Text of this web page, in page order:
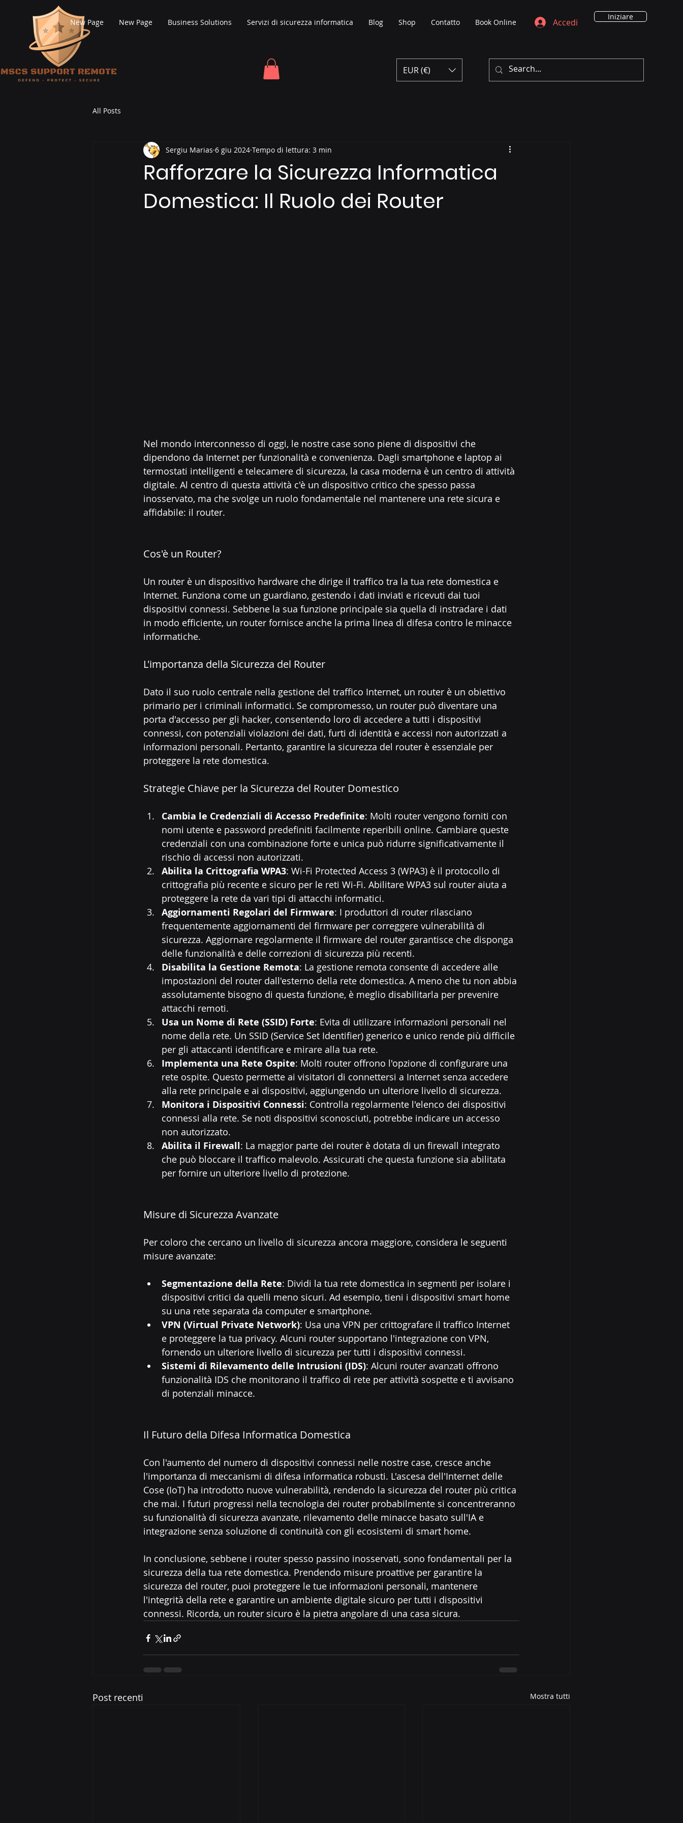
New Page New Page Business Solutions Servizi di sicurezza informatica Blog Shop Contatto Book Online Accedi
Iniziare
EUR (€)
All Posts
Rafforzare la Sicurezza Informatica
Domestica: Il Ruolo dei Router
Sergiu Marias 6 giu 2024 Tempo di lettura: 3 min
Nel mondo interconnesso di oggi, le nostre case sono piene di dispositivi che
dipendono da Internet per funzionalità e convenienza. Dagli smartphone e laptop ai
termostati intelligenti e telecamere di sicurezza, la casa moderna è un centro di attività
digitale. Al centro di questa attività c'è un dispositivo critico che spesso passa
inosservato, ma che svolge un ruolo fondamentale nel mantenere una rete sicura e
affidabile: il router.
Cos'è un Router?
Un router è un dispositivo hardware che dirige il traffico tra la tua rete domestica e
Internet. Funziona come un guardiano, gestendo i dati inviati e ricevuti dai tuoi
dispositivi connessi. Sebbene la sua funzione principale sia quella di instradare i dati
in modo efficiente, un router fornisce anche la prima linea di difesa contro le minacce
informatiche.
L'importanza della Sicurezza del Router
Dato il suo ruolo centrale nella gestione del traffico Internet, un router è un obiettivo
primario per i criminali informatici. Se compromesso, un router può diventare una
porta d'accesso per gli hacker, consentendo loro di accedere a tutti i dispositivi
connessi, con potenziali violazioni dei dati, furti di identità e accessi non autorizzati a
informazioni personali. Pertanto, garantire la sicurezza del router è essenziale per
proteggere la rete domestica.
Strategie Chiave per la Sicurezza del Router Domestico
Cambia le Credenziali di Accesso Predefinite: Molti router vengono forniti con
nomi utente e password predefiniti facilmente reperibili online. Cambiare queste
credenziali con una combinazione forte e unica può ridurre significativamente il
rischio di accessi non autorizzati.
Abilita la Crittografia WPA3: Wi-Fi Protected Access 3 (WPA3) è il protocollo di
crittografia più recente e sicuro per le reti Wi-Fi. Abilitare WPA3 sul router aiuta a
proteggere la rete da vari tipi di attacchi informatici.
Aggiornamenti Regolari del Firmware: I produttori di router rilasciano
frequentemente aggiornamenti del firmware per correggere vulnerabilità di
sicurezza. Aggiornare regolarmente il firmware del router garantisce che disponga
delle funzionalità e delle correzioni di sicurezza più recenti.
Disabilita la Gestione Remota: La gestione remota consente di accedere alle
impostazioni del router dall'esterno della rete domestica. A meno che tu non abbia
assolutamente bisogno di questa funzione, è meglio disabilitarla per prevenire
attacchi remoti.
Usa un Nome di Rete (SSID) Forte: Evita di utilizzare informazioni personali nel
nome della rete. Un SSID (Service Set Identifier) generico e unico rende più difficile
per gli attaccanti identificare e mirare alla tua rete.
Implementa una Rete Ospite: Molti router offrono l'opzione di configurare una
rete ospite. Questo permette ai visitatori di connettersi a Internet senza accedere
alla rete principale e ai dispositivi, aggiungendo un ulteriore livello di sicurezza.
Monitora i Dispositivi Connessi: Controlla regolarmente l'elenco dei dispositivi
connessi alla rete. Se noti dispositivi sconosciuti, potrebbe indicare un accesso
non autorizzato.
Abilita il Firewall: La maggior parte dei router è dotata di un firewall integrato
che può bloccare il traffico malevolo. Assicurati che questa funzione sia abilitata
per fornire un ulteriore livello di protezione.
Misure di Sicurezza Avanzate
Per coloro che cercano un livello di sicurezza ancora maggiore, considera le seguenti
misure avanzate:
Segmentazione della Rete: Dividi la tua rete domestica in segmenti per isolare i
dispositivi critici da quelli meno sicuri. Ad esempio, tieni i dispositivi smart home
su una rete separata da computer e smartphone.
VPN (Virtual Private Network): Usa una VPN per crittografare il traffico Internet
e proteggere la tua privacy. Alcuni router supportano l'integrazione con VPN,
fornendo un ulteriore livello di sicurezza per tutti i dispositivi connessi.
Sistemi di Rilevamento delle Intrusioni (IDS): Alcuni router avanzati offrono
funzionalità IDS che monitorano il traffico di rete per attività sospette e ti avvisano
di potenziali minacce.
Il Futuro della Difesa Informatica Domestica
Con l'aumento del numero di dispositivi connessi nelle nostre case, cresce anche
l'importanza di meccanismi di difesa informatica robusti. L'ascesa dell'Internet delle
Cose (IoT) ha introdotto nuove vulnerabilità, rendendo la sicurezza del router più critica
che mai. I futuri progressi nella tecnologia dei router probabilmente si concentreranno
su funzionalità di sicurezza avanzate, rilevamento delle minacce basato sull'IA e
integrazione senza soluzione di continuità con gli ecosistemi di smart home.
In conclusione, sebbene i router spesso passino inosservati, sono fondamentali per la
sicurezza della tua rete domestica. Prendendo misure proattive per garantire la
sicurezza del router, puoi proteggere le tue informazioni personali, mantenere
l'integrità della rete e garantire un ambiente digitale sicuro per tutti i dispositivi
connessi. Ricorda, un router sicuro è la pietra angolare di una casa sicura.
Post recenti Mostra tutti